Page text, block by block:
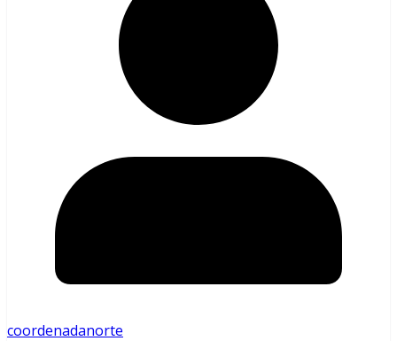
coordenadanorte